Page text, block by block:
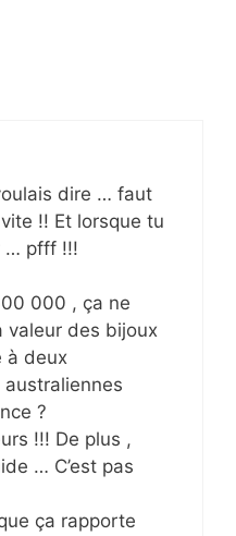
dire … faut
!! Et lorsque tu
… pfff !!!
000 , ça ne
valeur des bijoux
à deux
?
!!! De plus ,
… C’est pas
ça rapporte